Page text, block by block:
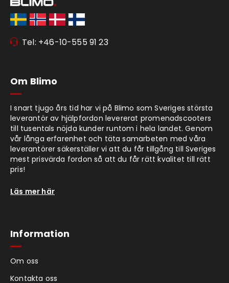
Tel: +46-10-555 91 23
Om Blimo
I snart tjugo års tid har vi på Blimo som Sveriges största
leverantör av hjälpfordon levererat promenadscooters
till tusentals nöjda kunder runtom i hela landet. Genom
vår långa erfarenhet och täta samarbeten med våra
leverantörer säkerställer vi att du får tillgång till Sveriges
mest prisvärda fordon så att du får rätt kvalitet till rätt
pris!
Läs mer här
Information
Om oss
Kontakta oss